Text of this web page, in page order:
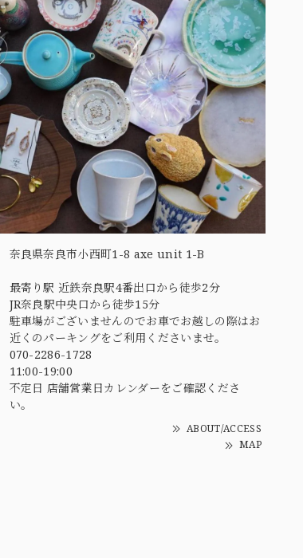
奈良県奈良市小西町1-8 axe unit 1-B
最寄り駅 近鉄奈良駅4番出口から徒歩2分
JR奈良駅中央口から徒歩15分
駐車場がございませんのでお車でお越しの際はお
近くのパーキングをご利用くださいませ。
070-2286-1728
11:00-19:00
不定日 店舗営業日カレンダーをご確認くださ
い。
ABOUT/ACCESS
MAP